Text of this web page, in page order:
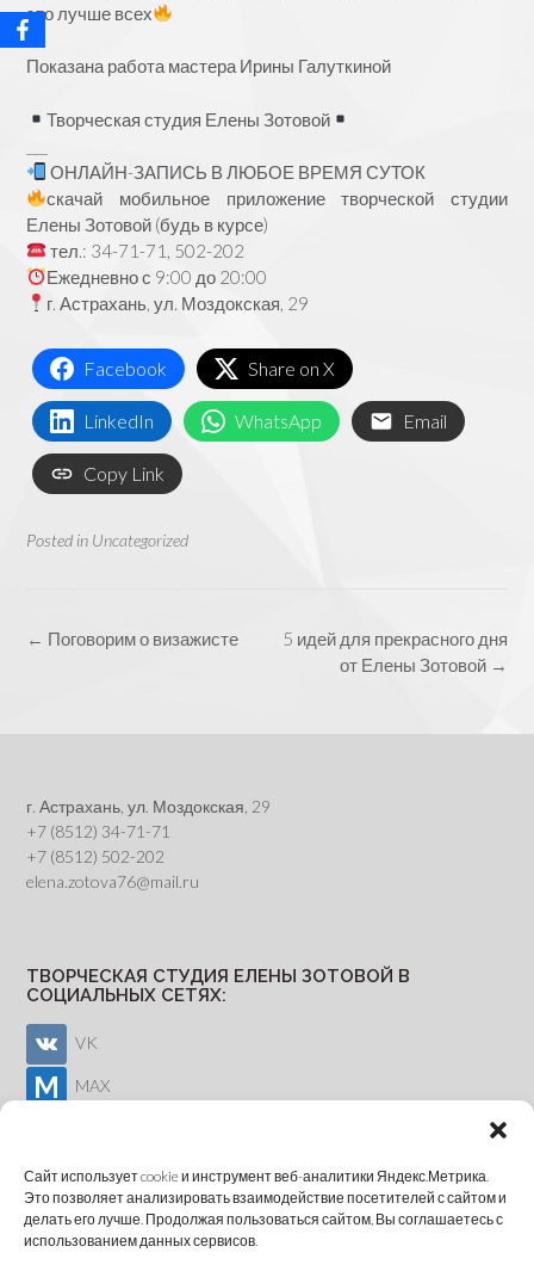
Сайт использует cookie и инструмент веб-аналитики Яндекс.Метрика.
Это позволяет анализировать взаимодействие посетителей с сайтом и
делать его лучше. Продолжая пользоваться сайтом, Вы соглашаетесь с
использованием данных сервисов.
это лучше всех
Показана работа мастера Ирины Галуткиной
Творческая студия Елены Зотовой
ОНЛАЙН-ЗАПИСЬ В ЛЮБОЕ ВРЕМЯ СУТОК
скачай мобильное приложение творческой студии
Елены Зотовой (будь в курсе)
тел.: 34-71-71, 502-202
Ежедневно с 9:00 до 20:00
г. Астрахань, ул. Моздокская, 29
Facebook Share on X
LinkedIn WhatsApp Email
Copy Link
Posted in Uncategorized
Post
5 идей для прекрасного дня
от Елены Зотовой →
← Поговорим о визажисте
г. Астрахань, ул. Моздокская, 29
+7 (8512) 34-71-71
+7 (8512) 502-202
elena.zotova76@mail.ru
ТВОРЧЕСКАЯ СТУДИЯ ЕЛЕНЫ ЗОТОВОЙ В
СОЦИАЛЬНЫХ СЕТЯХ:
VK
MAX
ОНЛАЙН-ЗАПИСЬ